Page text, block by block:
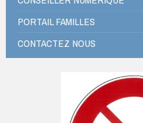
PORTAIL FAMILLES
CONTACTEZ NOUS